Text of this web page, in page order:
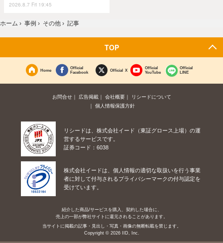
2026.8.7 Fri 19:45
ホーム › 事例 › その他 › 記事
TOP
Home
Official
Facebook
Official X
Official
YouTube
Official
LINE
お問合せ 広告掲載 会社概要
リシードについて
個人情報保護方針
リシードは、株式会社イード（東証グロース上場）の運
営するサービスです。
証券コード：6038
株式会社イードは、個人情報の適切な取扱いを行う事業
者に対して付与されるプライバシーマークの付与認定を
受けています。
紹介した商品/サービスを購入、契約した場合に、
売上の一部が弊社サイトに還元されることがあります。
当サイトに掲載の記事・見出し・写真・画像の無断転載を禁じます。
Copyright © 2026 IID, Inc.